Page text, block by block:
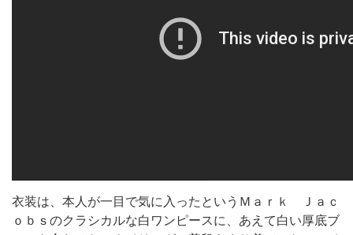
衣装は、本人が一目で気に入ったというＭａｒｋ Ｊａｃ
ｏｂｓのクラシカルな白ワンピースに、あえて白い厚底ブ